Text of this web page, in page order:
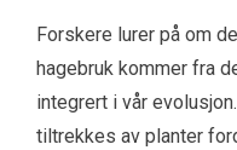
Forskere lurer på om
hagebruk kommer fra
integrert i vår
tiltrekkes av planter